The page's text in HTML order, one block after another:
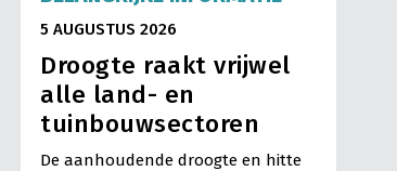
5 AUGUSTUS 2026
Droogte raakt vrijwel
alle land- en
tuinbouwsectoren
De aanhoudende droogte en hitte